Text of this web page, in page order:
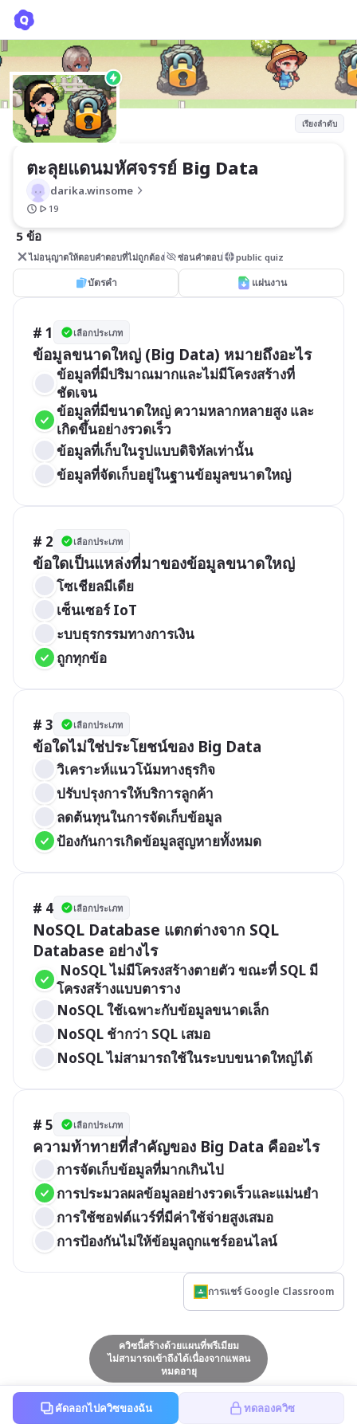
เรียงลำดับ
ตะลุยแดนมหัศจรรย์ Big Data
darika.winsome
19
5 ข้อ
ไม่อนุญาตให้ตอบคำตอบที่ไม่ถูกต้อง ซ่อนคำตอบ public quiz
บัตรคำ แผ่นงาน
# 1 เลือกประเภท
ข้อมูลขนาดใหญ่ (Big Data) หมายถึงอะไร
ข้อมูลที่มีปริมาณมากและไม่มีโครงสร้างที่
ชัดเจน
ข้อมูลที่มีขนาดใหญ่ ความหลากหลายสูง และ
เกิดขึ้นอย่างรวดเร็ว
ข้อมูลที่เก็บในรูปแบบดิจิทัลเท่านั้น
ข้อมูลที่จัดเก็บอยู่ในฐานข้อมูลขนาดใหญ่
# 2 เลือกประเภท
ข้อใดเป็นแหล่งที่มาของข้อมูลขนาดใหญ่
โซเชียลมีเดีย
เซ็นเซอร์ IoT
ะบบธุรกรรมทางการเงิน
ถูกทุกข้อ
# 3 เลือกประเภท
ข้อใดไม่ใช่ประโยชน์ของ Big Data
วิเคราะห์แนวโน้มทางธุรกิจ
ปรับปรุงการให้บริการลูกค้า
ลดต้นทุนในการจัดเก็บข้อมูล
ป้องกันการเกิดข้อมูลสูญหายทั้งหมด
# 4 เลือกประเภท
NoSQL Database แตกต่างจาก SQL
Database อย่างไร
โครงสร้างแบบตาราง
NoSQL ใช้เฉพาะกับข้อมูลขนาดเล็ก
NoSQL ช้ากว่า SQL เสมอ
NoSQL ไม่สามารถใช้ในระบบขนาดใหญ่ได้
# 5 เลือกประเภท
ความท้าทายที่สำคัญของ Big Data คืออะไร
การจัดเก็บข้อมูลที่มากเกินไป
การประมวลผลข้อมูลอย่างรวดเร็วและแม่นยำ
การใช้ซอฟต์แวร์ที่มีค่าใช้จ่ายสูงเสมอ
การป้องกันไม่ให้ข้อมูลถูกแชร์ออนไลน์
การแชร์ Google Classroom
ควิซนี้สร้างด้วยแผนที่พรีเมียม
ไม่สามารถเข้าถึงได้เนื่องจากแพลน
หมดอายุ
คัดลอกไปควิซของฉัน ทดลองควิซ